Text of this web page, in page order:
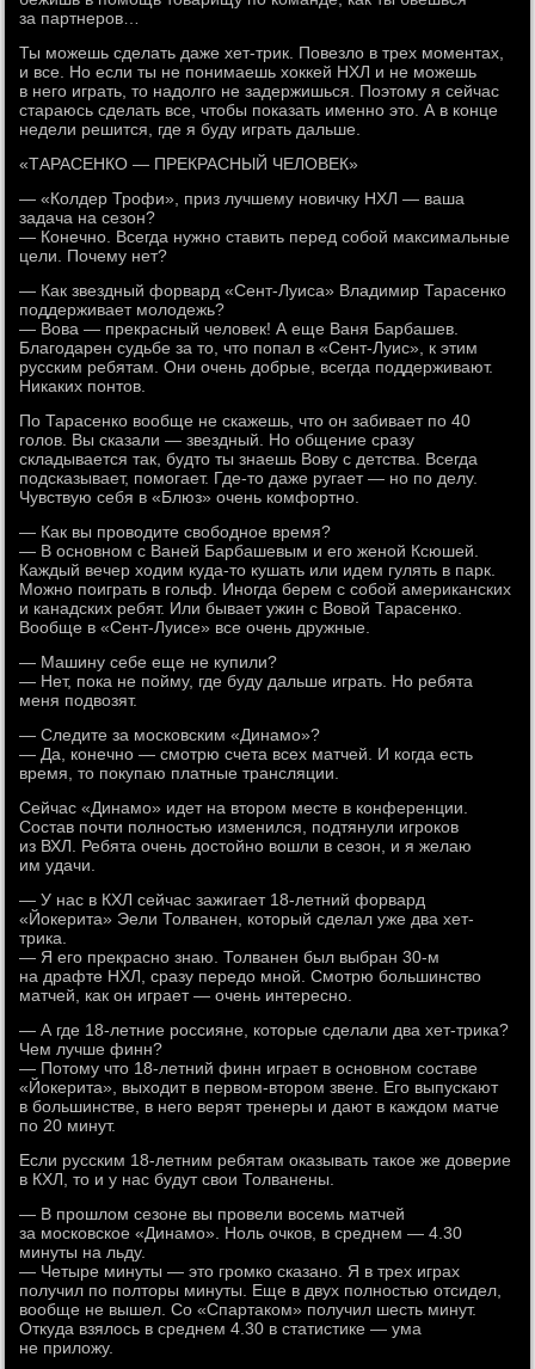
за партнеров…
Ты можешь сделать даже хет-трик. Повезло в трех моментах,
и все. Но если ты не понимаешь хоккей НХЛ и не можешь
в него играть, то надолго не задержишься. Поэтому я сейчас
стараюсь сделать все, чтобы показать именно это. А в конце
недели решится, где я буду играть дальше.
«ТАРАСЕНКО — ПРЕКРАСНЫЙ ЧЕЛОВЕК»
— «Колдер Трофи», приз лучшему новичку НХЛ — ваша
задача на сезон?
— Конечно. Всегда нужно ставить перед собой максимальные
цели. Почему нет?
— Как звездный форвард «Сент-Луиса» Владимир Тарасенко
поддерживает молодежь?
— Вова — прекрасный человек! А еще Ваня Барбашев.
Благодарен судьбе за то, что попал в «Сент-Луис», к этим
русским ребятам. Они очень добрые, всегда поддерживают.
Никаких понтов.
По Тарасенко вообще не скажешь, что он забивает по 40
голов. Вы сказали — звездный. Но общение сразу
складывается так, будто ты знаешь Вову с детства. Всегда
подсказывает, помогает. Где-то даже ругает — но по делу.
Чувствую себя в «Блюз» очень комфортно.
— Как вы проводите свободное время?
— В основном с Ваней Барбашевым и его женой Ксюшей.
Каждый вечер ходим куда-то кушать или идем гулять в парк.
Можно поиграть в гольф. Иногда берем с собой американских
и канадских ребят. Или бывает ужин с Вовой Тарасенко.
Вообще в «Сент-Луисе» все очень дружные.
— Машину себе еще не купили?
— Нет, пока не пойму, где буду дальше играть. Но ребята
меня подвозят.
— Следите за московским «Динамо»?
— Да, конечно — смотрю счета всех матчей. И когда есть
время, то покупаю платные трансляции.
Сейчас «Динамо» идет на втором месте в конференции.
Состав почти полностью изменился, подтянули игроков
из ВХЛ. Ребята очень достойно вошли в сезон, и я желаю
им удачи.
— У нас в КХЛ сейчас зажигает 18-летний форвард
«Йокерита» Эели Толванен, который сделал уже два хет-
трика.
— Я его прекрасно знаю. Толванен был выбран 30-м
на драфте НХЛ, сразу передо мной. Смотрю большинство
матчей, как он играет — очень интересно.
— А где 18-летние россияне, которые сделали два хет-трика?
Чем лучше финн?
— Потому что 18-летний финн играет в основном составе
«Йокерита», выходит в первом-втором звене. Его выпускают
в большинстве, в него верят тренеры и дают в каждом матче
по 20 минут.
Если русским 18-летним ребятам оказывать такое же доверие
в КХЛ, то и у нас будут свои Толванены.
— В прошлом сезоне вы провели восемь матчей
за московское «Динамо». Ноль очков, в среднем — 4.30
минуты на льду.
— Четыре минуты — это громко сказано. Я в трех играх
получил по полторы минуты. Еще в двух полностью отсидел,
вообще не вышел. Со «Спартаком» получил шесть минут.
Откуда взялось в среднем 4.30 в статистике — ума
не приложу.